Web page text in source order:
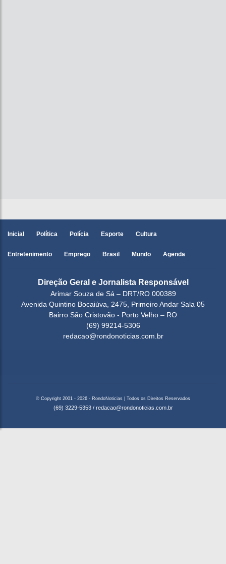
Inicial Política Polícia Esporte Cultura
Entretenimento Emprego Brasil Mundo Agenda
Direção Geral e Jornalista Responsável
Arimar Souza de Sá – DRT/RO 000389
Avenida Quintino Bocaiúva, 2475, Primeiro Andar Sala 05
Bairro São Cristovão - Porto Velho – RO
(69) 99214-5306
redacao@rondonoticias.com.br
© Copyright 2001 - 2026 - RondoNoticias | Todos os Direitos Reservados
(69) 3229-5353 / redacao@rondonoticias.com.br